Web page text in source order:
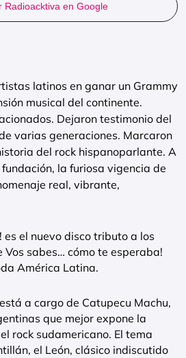
Radioacktiva en Google
latinos en ganar un Grammy
musical del continente.
Dejaron testimonio del
varias generaciones. Marcaron
del rock hispanoparlante. A
la furiosa vigencia de
real, vibrante,
el nuevo disco tributo a los
Vos sabes… cómo te esperaba!
América Latina.
a cargo de Catupecu Machu,
que mejor expone la
rock sudamericano. El tema
el León, clásico indiscutido